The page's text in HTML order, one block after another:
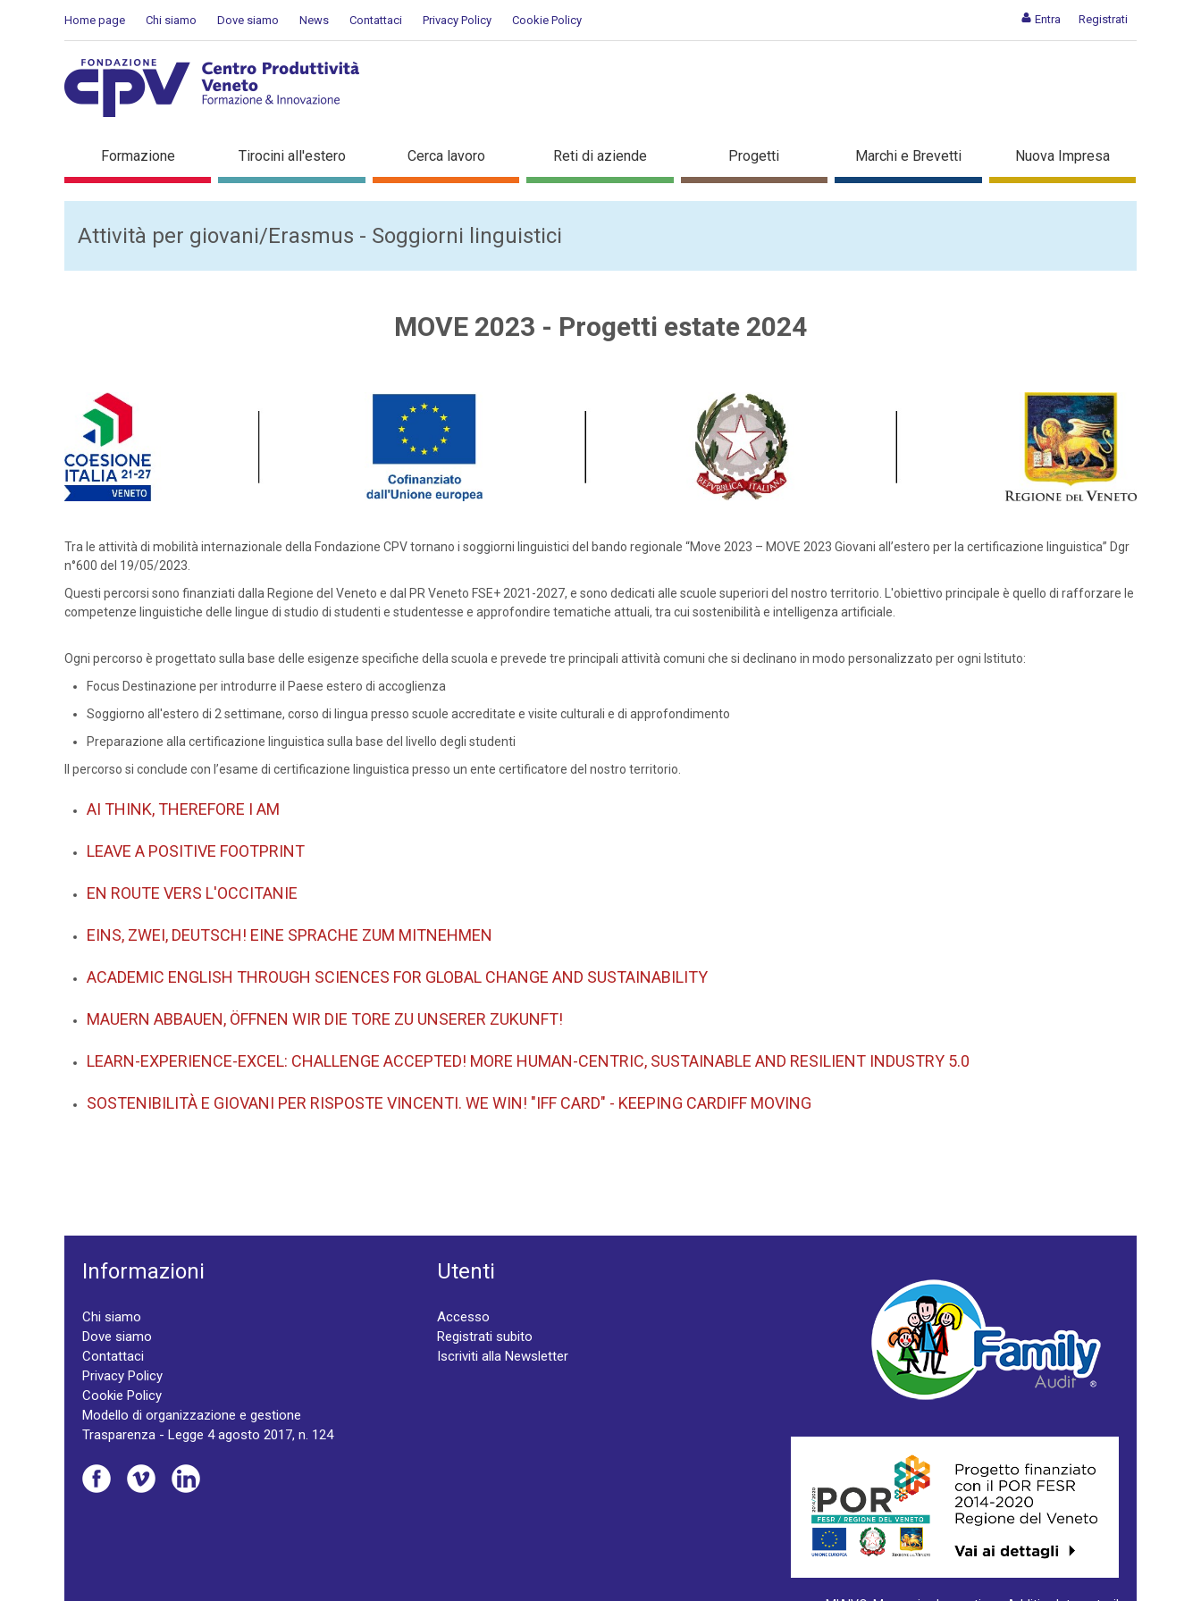
Entra Registrati
Home page Chi siamo Dove siamo News Contattaci Privacy Policy Cookie Policy
Move2023
Formazione Tirocini all'estero Cerca lavoro Reti di aziende Progetti Marchi e Brevetti Nuova Impresa
Attività per giovani/Erasmus - Soggiorni linguistici
MOVE 2023 - Progetti estate 2024
Tra le attività di mobilità internazionale della Fondazione CPV tornano i soggiorni linguistici del bando regionale “Move 2023 – MOVE 2023 Giovani all’estero per la certificazione linguistica” Dgr
n°600 del 19/05/2023.
Questi percorsi sono finanziati dalla Regione del Veneto e dal PR Veneto FSE+ 2021-2027, e sono dedicati alle scuole superiori del nostro territorio. L'obiettivo principale è quello di rafforzare le
competenze linguistiche delle lingue di studio di studenti e studentesse e approfondire tematiche attuali, tra cui sostenibilità e intelligenza artificiale.
Ogni percorso è progettato sulla base delle esigenze specifiche della scuola e prevede tre principali attività comuni che si declinano in modo personalizzato per ogni Istituto:
Focus Destinazione per introdurre il Paese estero di accoglienza
Soggiorno all'estero di 2 settimane, corso di lingua presso scuole accreditate e visite culturali e di approfondimento
Preparazione alla certificazione linguistica sulla base del livello degli studenti
Il percorso si conclude con l’esame di certificazione linguistica presso un ente certificatore del nostro territorio.
AI THINK, THEREFORE I AM
LEAVE A POSITIVE FOOTPRINT
EN ROUTE VERS L'OCCITANIE
EINS, ZWEI, DEUTSCH! EINE SPRACHE ZUM MITNEHMEN
ACADEMIC ENGLISH THROUGH SCIENCES FOR GLOBAL CHANGE AND SUSTAINABILITY
MAUERN ABBAUEN, ÖFFNEN WIR DIE TORE ZU UNSERER ZUKUNFT!
LEARN-EXPERIENCE-EXCEL: CHALLENGE ACCEPTED! MORE HUMAN-CENTRIC, SUSTAINABLE AND RESILIENT INDUSTRY 5.0
SOSTENIBILITÀ E GIOVANI PER RISPOSTE VINCENTI. WE WIN! "IFF CARD" - KEEPING CARDIFF MOVING
Informazioni
Chi siamo
Dove siamo
Contattaci
Privacy Policy
Cookie Policy
Modello di organizzazione e gestione
Trasparenza - Legge 4 agosto 2017, n. 124
Utenti
Accesso
Registrati subito
Iscriviti alla Newsletter